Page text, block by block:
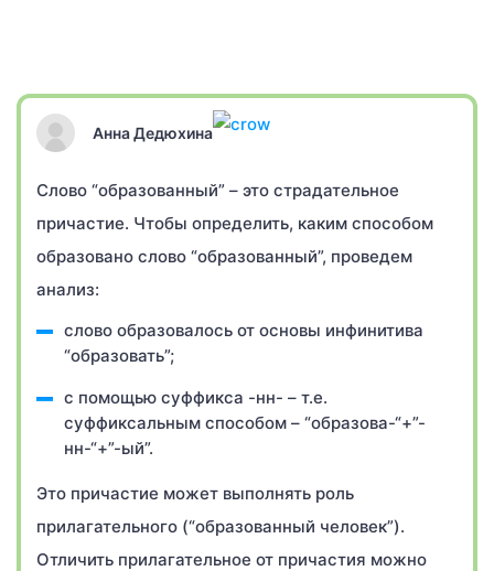
Анна Дедюхина
Слово “образованный” – это страдательное
причастие. Чтобы определить, каким способом
образовано слово “образованный”, проведем
анализ:
слово образовалось от основы инфинитива
“образовать”;
с помощью суффикса -нн- – т.е.
суффиксальным способом – “образова-“+”-
нн-“+”-ый”.
Это причастие может выполнять роль
прилагательного (“образованный человек”).
Отличить прилагательное от причастия можно